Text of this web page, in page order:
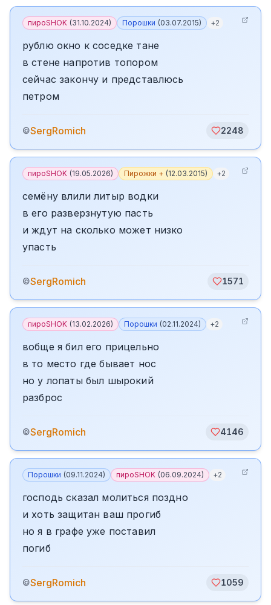
пироSHOK (31.10.2024) Порошки (03.07.2015) +2
рублю окно к соседке тане
в стене напротив топором
сейчас закончу и представлюсь
петром
©SergRomich 2248
пироSHOK (19.05.2026) Пирожки + (12.03.2015) +2
семёну влили литыр водки
в его разверзнутую пасть
и ждут на сколько может низко
упасть
©SergRomich 1571
пироSHOK (13.02.2026) Порошки (02.11.2024) +2
вобще я бил его прицельно
в то место где бывает нос
но у лопаты был шырокий
разброс
©SergRomich 4146
Порошки (09.11.2024) пироSHOK (06.09.2024) +2
господь сказал молиться поздно
и хоть защитан ваш прогиб
но я в графе уже поставил
погиб
©SergRomich 1059